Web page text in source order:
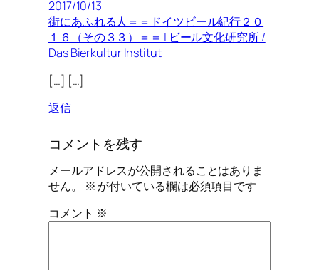
2017/10/13
街にあふれる人＝＝ドイツビール紀行２０
１６（その３３）＝＝ | ビール文化研究所 /
Das Bierkultur Institut
[…] […]
返信
コメントを残す
メールアドレスが公開されることはありま
せん。
※ が付いている欄は必須項目です
コメント ※